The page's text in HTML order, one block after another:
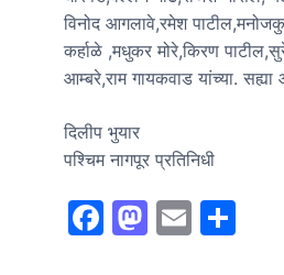
विनोद आगलावे,रमेश
कर्हाळे ,मधुकर मोरे,किरण
आम्बरे,राम गायकवाड यांच्या.
दिलीप भुयार
पश्चिम नागपूर प्रतिनिधी
F M E S